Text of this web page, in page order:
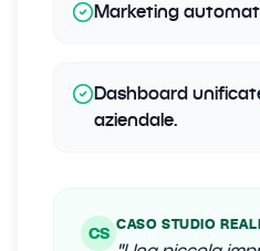
Marketing
Dashboard
aziendale.
CS
CASO STUDIO